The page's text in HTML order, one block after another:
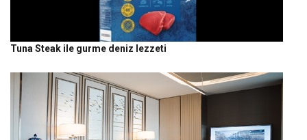
Tuna Steak ile gurme deniz lezzeti